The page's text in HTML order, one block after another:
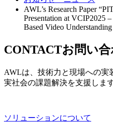
AWL’s Research Paper
Presentation at VCIP2025
Based Video Understanding
CONTACTお問い
AWLは、技術力と現場への実
実社会の課題解決を支援します
ソリューションについて